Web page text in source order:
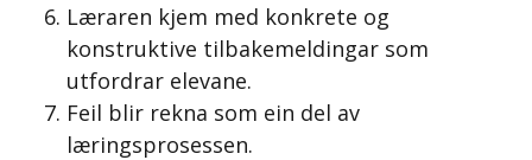
Læraren kjem med konkrete og
konstruktive tilbakemeldingar som
utfordrar elevane.
Feil blir rekna som ein del av
læringsprosessen.